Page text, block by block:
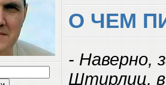
О ЧЕМ
- Наверно,
Штирлиц,